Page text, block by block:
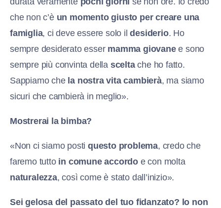
che non c’è un momento giusto per creare una
famiglia, ci deve essere solo ildesiderio. Ho
sempre desiderato esser mamma giovanee sono
sempre più convinta della sceltache ho fatto.
Sappiamo che la nostra vita cambierà, ma siamo
sicuri che cambierà in meglio».
Mostrerai la bimba?
«Non ci siamo posti questo problema, credo che
faremo tutto in comune accordo e con molta
naturalezza, così come è stato dall’inizio».
Sei gelosa del passato del tuo fidanzato? lo non